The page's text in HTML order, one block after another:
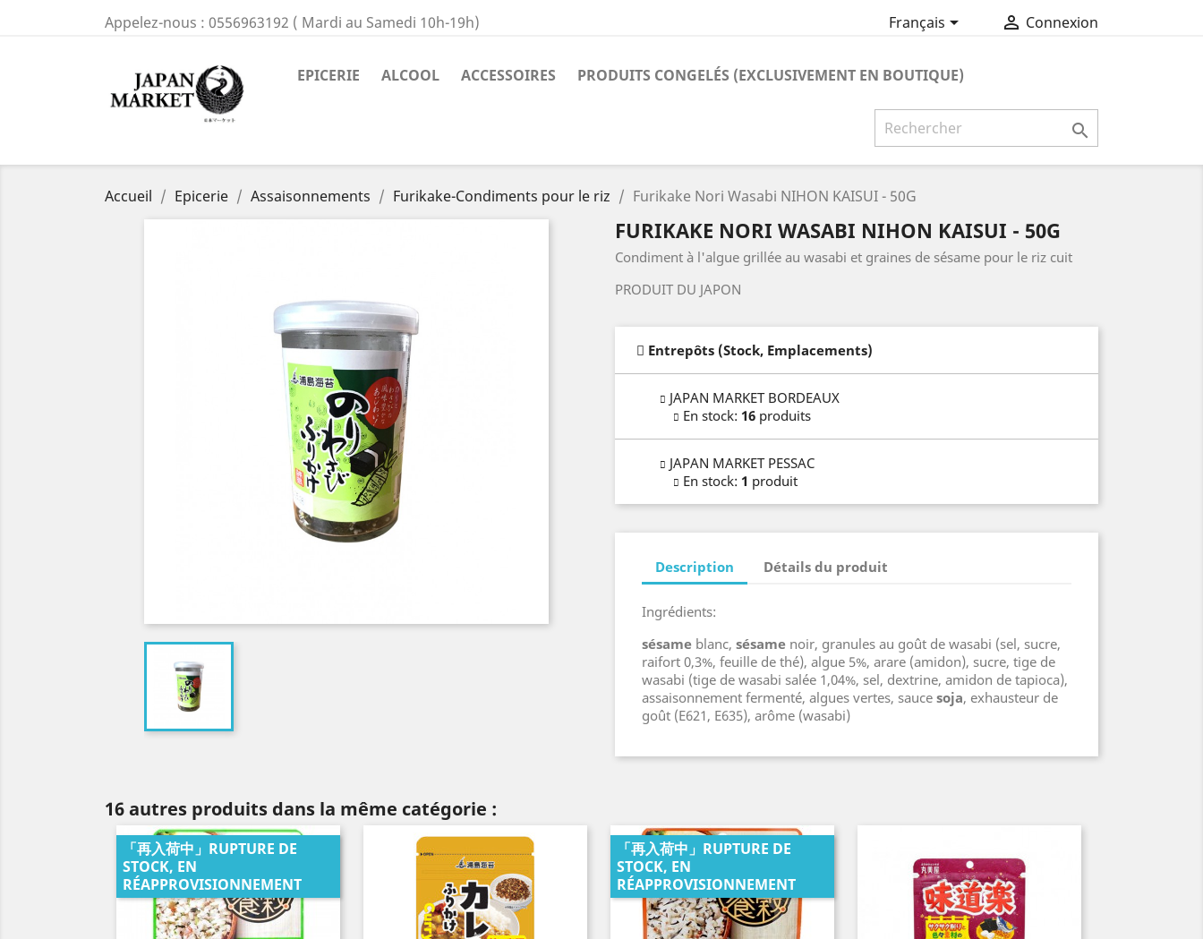
Appelez-nous : 0556963192 ( Mardi au Samedi 10h-19h) Français  Connexion
EPICERIE ALCOOL ACCESSOIRES PRODUITS CONGELÉS (EXCLUSIVEMENT EN BOUTIQUE)

Accueil Epicerie Assaisonnements Furikake-Condiments pour le riz Furikake Nori Wasabi NIHON KAISUI - 50G
FURIKAKE NORI WASABI NIHON KAISUI - 50G
Condiment à l'algue grillée au wasabi et graines de sésame pour le riz cuit
PRODUIT DU JAPON
Entrepôts (Stock, Emplacements)
JAPAN MARKET BORDEAUX
En stock: 16 produits
JAPAN MARKET PESSAC
En stock: 1 produit
Description Détails du produit
Ingrédients:
sésame blanc, sésame noir, granules au goût de wasabi (sel, sucre,
raifort 0,3%, feuille de thé), algue 5%, arare (amidon), sucre, tige de
wasabi (tige de wasabi salée 1,04%, sel, dextrine, amidon de tapioca),
assaisonnement fermenté, algues vertes, sauce soja, exhausteur de
goût (E621, E635), arôme (wasabi)
16 autres produits dans la même catégorie :
「再入荷中」RUPTURE DE
STOCK, EN
RÉAPPROVISIONNEMENT
「再入荷中」RUPTURE DE
STOCK, EN
RÉAPPROVISIONNEMENT